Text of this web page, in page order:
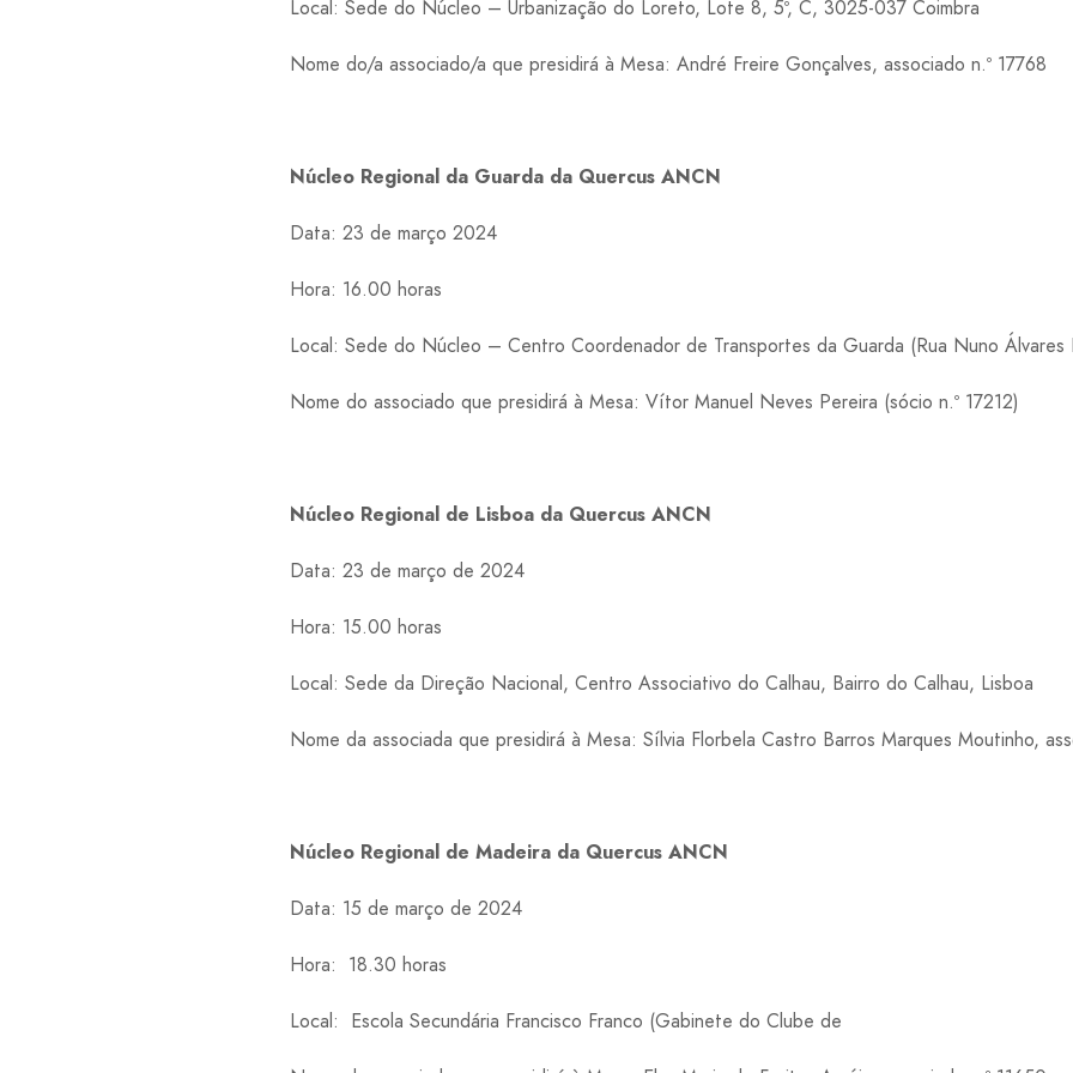
Local: Sede do Núcleo – Urbanização do Loreto, Lote 8, 5º, C, 3025-037 Coimbra
Nome do/a associado/a que presidirá à Mesa: André Freire Gonçalves, associado n.º 17768
Núcleo Regional da Guarda da Quercus ANCN
Data: 23 de março 2024
Hora: 16.00 horas
Local: Sede do Núcleo – Centro Coordenador de Transportes da Guarda (Rua Nuno Álvares
Nome do associado que presidirá à Mesa: Vítor Manuel Neves Pereira (sócio n.º 17212)
Núcleo Regional de Lisboa da Quercus ANCN
Data: 23 de março de 2024
Hora: 15.00 horas
Local: Sede da Direção Nacional, Centro Associativo do Calhau, Bairro do Calhau, Lisboa
Nome da associada que presidirá à Mesa: Sílvia Florbela Castro Barros Marques Moutinho,
Núcleo Regional de Madeira da Quercus ANCN
Data: 15 de março de 2024
Hora: 18.30 horas
Local: Escola Secundária Francisco Franco (Gabinete do Clube de